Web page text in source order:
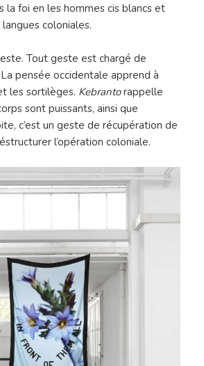
la foi en les hommes cis blancs et
coloniales.
Tout geste est chargé de
pensée occidentale apprend à
les sortilèges. Kebrantorappelle
sont puissants, ainsi que
c’est un geste de récupération de
l’opération coloniale.